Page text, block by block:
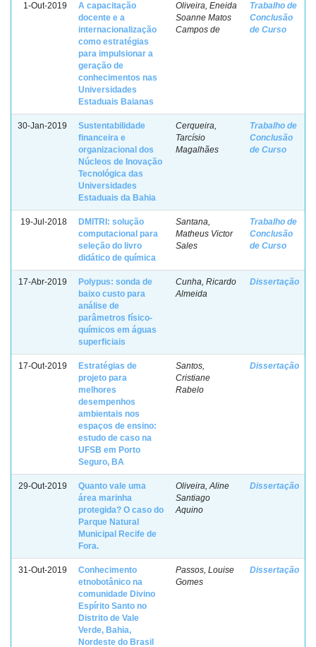
1-Out-2019
A capacitação
docente e a
internacionalização
como estratégias
para impulsionar a
geração de
conhecimentos nas
Universidades
Estaduais Baianas
Oliveira, Eneida
Soanne Matos
Campos de
Trabalho de
Conclusão
de Curso
30-Jan-2019
Sustentabilidade
financeira e
organizacional dos
Núcleos de Inovação
Tecnológica das
Universidades
Estaduais da Bahia
Cerqueira,
Tarcísio
Magalhães
Trabalho de
Conclusão
de Curso
19-Jul-2018
DMITRI: solução
computacional para
seleção do livro
didático de química
Santana,
Matheus Victor
Sales
Trabalho de
Conclusão
de Curso
17-Abr-2019
Polypus: sonda de
baixo custo para
análise de
parâmetros físico-
químicos em águas
superficiais
Cunha, Ricardo
Almeida
Dissertação
17-Out-2019
Estratégias de
projeto para
melhores
desempenhos
ambientais nos
espaços de ensino:
estudo de caso na
UFSB em Porto
Seguro, BA
Santos,
Cristiane
Rabelo
Dissertação
29-Out-2019
Quanto vale uma
área marinha
protegida? O caso do
Parque Natural
Municipal Recife de
Fora.
Oliveira, Aline
Santiago
Aquino
Dissertação
31-Out-2019
Conhecimento
etnobotânico na
comunidade Divino
Espírito Santo no
Distrito de Vale
Verde, Bahia,
Nordeste do Brasil
Passos, Louise
Gomes
Dissertação